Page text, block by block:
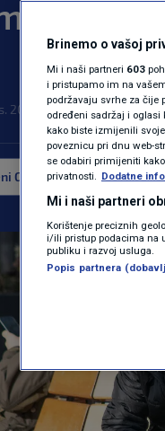
by
2023. 16:52 NEWS 0
Google izvor Više
Brinemo o vašoj
Mi i naši partneri 603
i pristupamo im na
podržavaju svrhe za čije
određeni sadržaj i oglasi
kako biste izmijenili
poveznicu pri dnu web-
se odabiri primijeniti
privatnosti. Dodatne
Mi i naši partneri
Korištenje preciznih
i/ili pristup podacima na
publiku i razvoj usluga.
Popis partnera